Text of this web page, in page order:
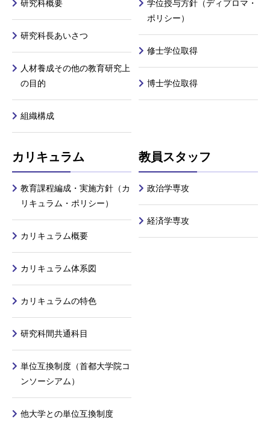
研究科概要
研究科長あいさつ
人材養成その他の教育研究上
の目的
組織構成
学位授与方針（ディプロマ・
ポリシー）
修士学位取得
博士学位取得
カリキュラム
教育課程編成・実施方針（カ
リキュラム・ポリシー）
カリキュラム概要
カリキュラム体系図
カリキュラムの特色
研究科間共通科目
単位互換制度（首都大学院コ
ンソーシアム）
他大学との単位互換制度
教員スタッフ
政治学専攻
経済学専攻